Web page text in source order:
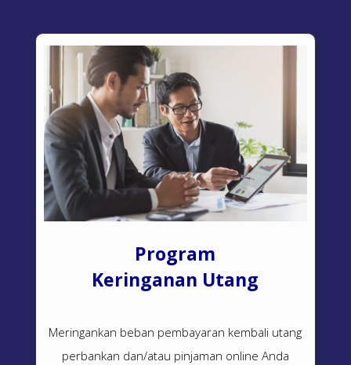
Program
Keringanan Utang
Meringankan beban pembayaran kembali utang
perbankan dan/atau pinjaman online Anda